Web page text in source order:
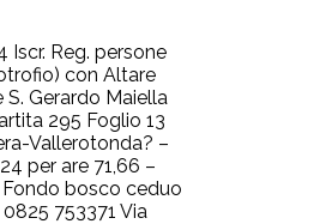
Iscr. Reg. persone
con Altare
Gerardo Maiella
295 Foglio 13
Vallerotonda? –
per are 71,66 –
bosco ceduo
753371 Via